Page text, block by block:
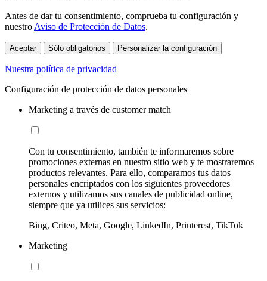
Antes de dar tu consentimiento, comprueba tu configuración y
nuestro Aviso de Protección de Datos.
Aceptar Sólo obligatorios Personalizar la configuración
Nuestra política de privacidad
Configuración de protección de datos personales
Marketing a través de customer match
Con tu consentimiento, también te informaremos sobre
promociones externas en nuestro sitio web y te mostraremos
productos relevantes. Para ello, comparamos tus datos
personales encriptados con los siguientes proveedores
externos y utilizamos sus canales de publicidad online,
siempre que ya utilices sus servicios:
Bing, Criteo, Meta, Google, LinkedIn, Printerest, TikTok
Marketing